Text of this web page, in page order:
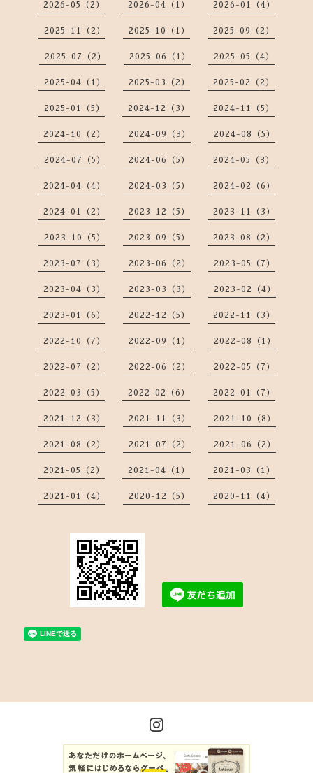
2026-05（2） 2026-04（1） 2026-01（4）
2025-11（2） 2025-10（1） 2025-09（2）
2025-07（2） 2025-06（1） 2025-05（4）
2025-04（1） 2025-03（2） 2025-02（2）
2025-01（5） 2024-12（3） 2024-11（5）
2024-10（2） 2024-09（3） 2024-08（5）
2024-07（5） 2024-06（5） 2024-05（3）
2024-04（4） 2024-03（5） 2024-02（6）
2024-01（2） 2023-12（5） 2023-11（3）
2023-10（5） 2023-09（5） 2023-08（2）
2023-07（3） 2023-06（2） 2023-05（7）
2023-04（3） 2023-03（3） 2023-02（4）
2023-01（6） 2022-12（5） 2022-11（3）
2022-10（7） 2022-09（1） 2022-08（1）
2022-07（2） 2022-06（2） 2022-05（7）
2022-03（5） 2022-02（6） 2022-01（7）
2021-12（3） 2021-11（3） 2021-10（8）
2021-08（2） 2021-07（2） 2021-06（2）
2021-05（2） 2021-04（1） 2021-03（1）
2021-01（4） 2020-12（5） 2020-11（4）